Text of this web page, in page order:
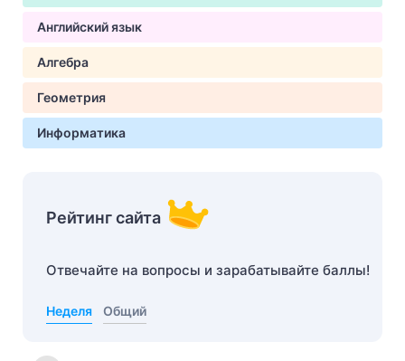
Английский язык
Алгебра
Геометрия
Информатика
Рейтинг сайта
Отвечайте на вопросы и зарабатывайте баллы!
Неделя Общий